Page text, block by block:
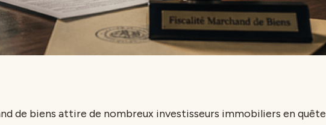
de biens attire de nombreux investisseurs immobiliers en quête